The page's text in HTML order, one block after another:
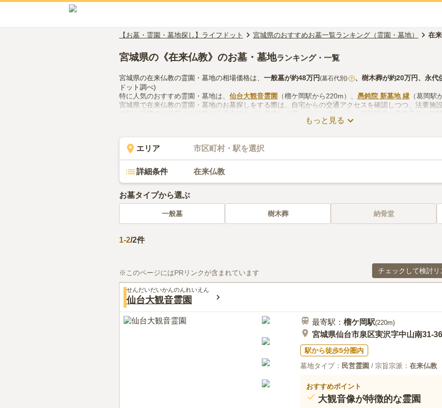
【お墓・霊園・墓地探し】ライフドット 宮城県のおすすめお墓一覧ランキング（霊園・墓地） 在
宮城県の《在来仏教》のお墓・墓地ランキング・一覧
宮城県の在来仏教の霊園・墓地の相場価格は、 一般墓が約48万円(墓石代別) ? 、 樹木葬が約20万円、 永代
ドット調べ)
特に人気のおすすめ霊園・墓地は、 仙台大観音霊園 （榴ケ岡駅から220m）、 愚鈍院 新墓地 縁 （葛岡駅
宮城県で在来仏教の霊園・墓地のお墓探しをする際は、自宅からの交通アクセスを確認しつつ、法要施
体制、近隣での供花やお線香の入手方法などを考慮して選ぶとよいでしょう。資料請求や見学予約が無
もっと見る
エリア 市区町村・駅を選択
詳細条件 在来仏教
お墓タイプから選ぶ
一般墓 樹木葬 納骨堂
1-2/2件
※このページにはPRリンクが含まれています チェックして検討
せんだいだいかんのんれいえん
仙台大観音霊園
最寄駅： 榴ケ岡駅(220m)
宮城県仙台市泉区実沢字中山南31-36
駅から徒歩5分圏内
墓地タイプ： 民営霊園 / 宗旨宗派： 在来仏教
おすすめポイント
大観音像が特徴的な霊園